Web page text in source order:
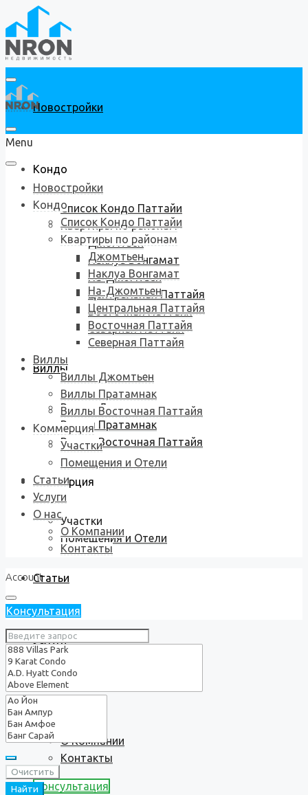
Новостройки
Кондо
Список Кондо Паттайи
Квартиры по районам
Джомтьен
Наклуа Вонгамат
На-Джомтьен
Центральная Паттайя
Восточная Паттайя
Северная Паттайя
Виллы
Виллы Джомтьен
Виллы Пратамнак
Виллы Восточная Паттайя
Коммерция
Участки
Помещения и Отели
Статьи
Услуги
О нас
О Компании
Контакты
Консультация
Menu
Новостройки
Кондо
Список Кондо Паттайи
Квартиры по районам
Джомтьен
Наклуа Вонгамат
На-Джомтьен
Центральная Паттайя
Восточная Паттайя
Северная Паттайя
Виллы
Виллы Джомтьен
Виллы Пратамнак
Виллы Восточная Паттайя
Коммерция
Участки
Помещения и Отели
Статьи
Услуги
О нас
О Компании
Контакты
Account
Консультация
Очистить
Найти